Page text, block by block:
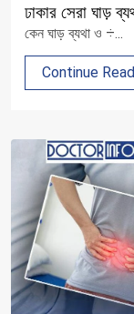
ঢাকার সেরা ঘাড়
কেন ঘাড় ব্যথা ও ÷...
Continue